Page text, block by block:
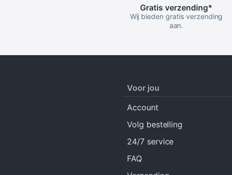
Gratis verzending*
Wij bieden gratis verzending
aan.
Voor jou
Account
Volg bestelling
24/7 service
FAQ